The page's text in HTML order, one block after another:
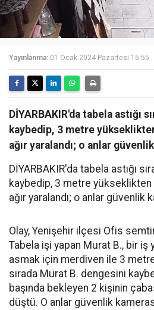
Yayınlanma: 01 Ocak 2024 Pazartesi 15:55
DİYARBAKIR'da tabela astığı
kaybedip, 3 metre
ağır yaralandı; o anlar
DİYARBAKIR'da tabela astığı
kaybedip, 3 metre
ağır yaralandı; o anlar güvenlik
Olay, Yenişehir ilçesi Ofis
Tabela işi yapan Murat B., bir iş
asmak için merdiven ile 3
sırada Murat B. dengesini
başında bekleyen 2 kişinin
düştü. O anlar güvenlik